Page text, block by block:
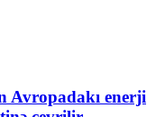
Avropadakı enerji